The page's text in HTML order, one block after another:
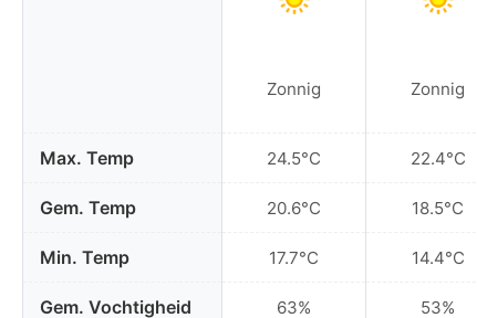
Max. Temp
Gem. Temp
Min. Temp
Gem. Vochtigheid
Zonnig
24.5°C
20.6°C
17.7°C
63%
Zonnig
22.4°C
18.5°C
14.4°C
53%